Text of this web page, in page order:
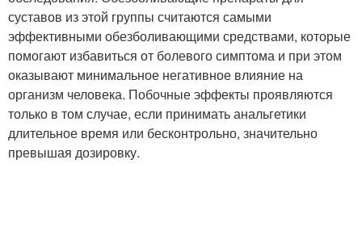
суставов из этой группы считаются самыми
эффективными обезболивающими средствами, которые
помогают избавиться от болевого симптома и при этом
оказывают минимальное негативное влияние на
организм человека. Побочные эффекты проявляются
только в том случае, если принимать анальгетики
длительное время или бесконтрольно, значительно
превышая дозировку.